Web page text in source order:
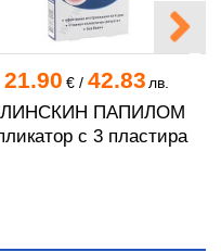
21.90 €/ 42.83 лв.
ПАПИЛОМ
с 3 пластира